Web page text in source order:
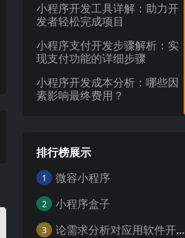
小程序开发工具详解：助力开
发者轻松完成项目
小程序支付开发步骤解析：实
现支付功能的详细步骤
小程序开发成本分析：哪些因
素影响最终费用？
排行榜展示
1 微容小程序
2 小程序盒子
3 论需求分析对应用软件开发的重要性